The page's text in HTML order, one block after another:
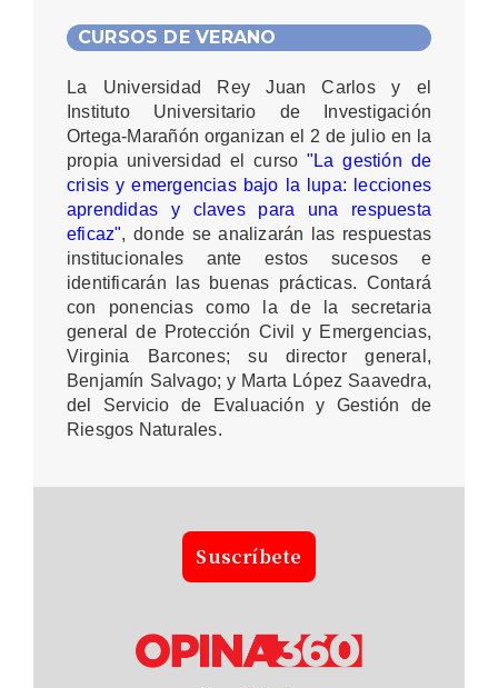
CURSOS DE VERANO
La Universidad Rey Juan Carlos y el
Instituto Universitario de Investigación
Ortega-Marañón organizan el 2 de julio en la
propia universidad el curso "La gestión de
crisis y emergencias bajo la lupa: lecciones
aprendidas y claves para una respuesta
eficaz", donde se analizarán las respuestas
institucionales ante estos sucesos e
identificarán las buenas prácticas. Contará
con ponencias como la de la secretaria
general de Protección Civil y Emergencias,
Virginia Barcones; su director general,
Benjamín Salvago; y Marta López Saavedra,
del Servicio de Evaluación y Gestión de
Riesgos Naturales.
Suscríbete